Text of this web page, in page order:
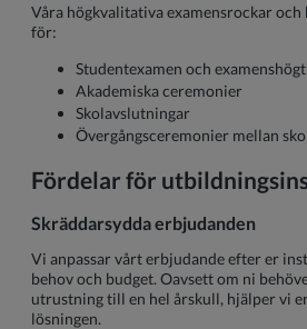
Våra högkvalitativa examensrockar
för:
Studentexamen och
Akademiska ceremonier
Skolavslutningar
Övergångsceremonier mellan
Fördelar för
Skräddarsydda erbjudanden
Vi anpassar vårt erbjudande efter er
behov och budget. Oavsett om ni
utrustning till en hel årskull, hjälper vi
lösningen.